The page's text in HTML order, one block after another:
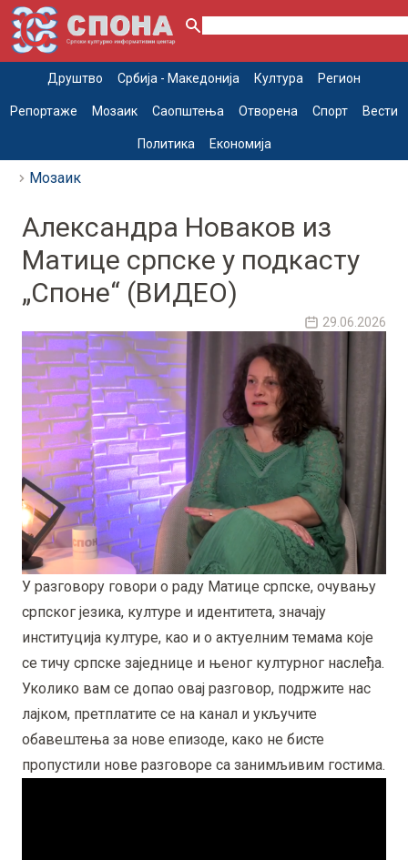
Друштво Србија - Македонија Култура Регион
Репортаже Мозаик Саопштења Отворена Спорт Вести
Политика Економија
Мозаик
Александра Новаков из
Матице српске у подкасту
„Споне“ (ВИДЕО)
29.06.2026
У разговору говори о раду Матице српске, очувању
српског језика, културе и идентитета, значају
институција културе, као и о актуелним темама које
се тичу српске заједнице и њеног културног наслеђа.
Уколико вам се допао овај разговор, подржите нас
лајком, претплатите се на канал и укључите
обавештења за нове епизоде, како не бисте
пропустили нове разговоре са занимљивим гостима.